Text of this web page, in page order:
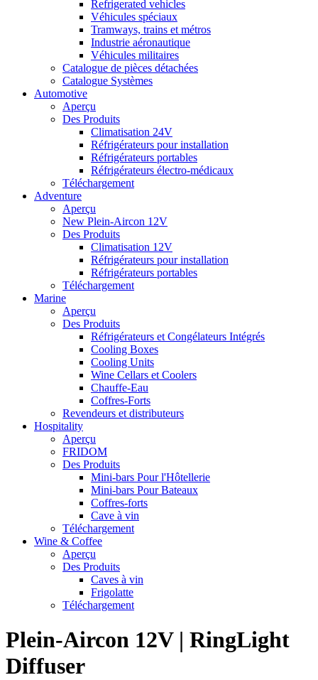
Refrigerated vehicles
Véhicules spéciaux
Tramways, trains et métros
Industrie aéronautique
Véhicules militaires
Catalogue de pièces détachées
Catalogue Systèmes
Automotive
Aperçu
Des Produits
Climatisation 24V
Réfrigérateurs pour installation
Réfrigérateurs portables
Réfrigérateurs électro-médicaux
Téléchargement
Adventure
Aperçu
New Plein-Aircon 12V
Des Produits
Climatisation 12V
Réfrigérateurs pour installation
Réfrigérateurs portables
Téléchargement
Marine
Aperçu
Des Produits
Réfrigérateurs et Congélateurs Intégrés
Cooling Boxes
Cooling Units
Wine Cellars et Coolers
Chauffe-Eau
Coffres-Forts
Revendeurs et distributeurs
Hospitality
Aperçu
FRIDOM
Des Produits
Mini-bars Pour l'Hôtellerie
Mini-bars Pour Bateaux
Coffres-forts
Cave à vin
Téléchargement
Wine & Coffee
Aperçu
Des Produits
Caves à vin
Frigolatte
Téléchargement
Plein-Aircon 12V | RingLight
Diffuser